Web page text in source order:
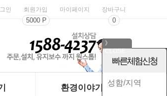
인 회원가입
5000 P
마이페이지 장바구니
0
환경이야기
》
빠른체험신청